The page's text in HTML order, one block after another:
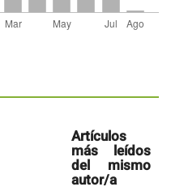
Artículos
más leídos
del mismo
autor/a